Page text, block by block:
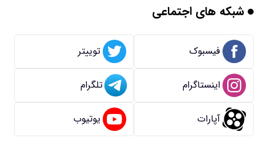
شبکه های اجتماعی
فیسبوک توییتر
اینستاگرام تلگرام
آپارات یوتیوب